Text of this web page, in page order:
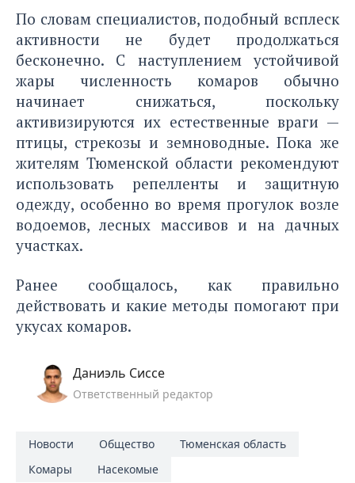
По словам специалистов, подобный всплеск
активности не будет продолжаться
бесконечно. С наступлением устойчивой
жары численность комаров обычно
начинает снижаться, поскольку
активизируются их естественные враги —
птицы, стрекозы и земноводные. Пока же
жителям Тюменской области рекомендуют
использовать репелленты и защитную
одежду, особенно во время прогулок возле
водоемов, лесных массивов и на дачных
участках.
Ранее сообщалось, как правильно
действовать и какие методы помогают при
укусах комаров.
Даниэль Сиссе
Ответственный редактор
Новости Общество
Тюменская область
Комары
Насекомые